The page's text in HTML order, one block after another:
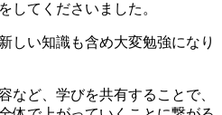
してくださいました。
しい知識も含め大変勉強になり
など、学びを共有することで、